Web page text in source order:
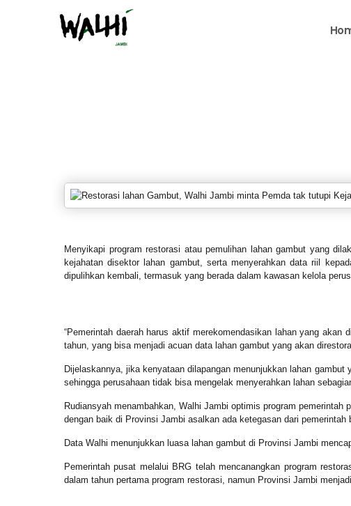
Menyikapi program restorasi atau pemulihan lahan gambut yang
kejahatan disektor lahan gambut, serta menyerahkan data riil
dipulihkan kembali, termasuk yang berada dalam kawasan kelola
“Pemerintah daerah harus aktif merekomendasikan lahan yang
tahun, yang bisa menjadi acuan data lahan gambut yang akan
Dijelaskannya, jika kenyataan dilapangan menunjukkan lahan
sehingga perusahaan tidak bisa mengelak menyerahkan lahan
Rudiansyah menambahkan, Walhi Jambi optimis program
dengan baik di Provinsi Jambi asalkan ada ketegasan dari
Data Walhi menunjukkan luasa lahan gambut di Provinsi Jambi
Pemerintah pusat melalui BRG telah mencanangkan program
dalam tahun pertama program restorasi, namun Provinsi Jambi